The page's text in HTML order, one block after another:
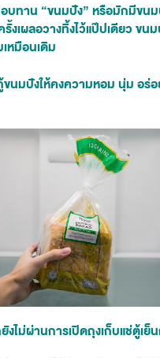
ทาน “ขนมปัง” หรือมักมีขนม
รั้งเผลอวางทิ้งไว้แป๊ปเดียว ข
หมือนเดิม
ขนมปังให้คงความหอม นุ่ม อร่
ไม่ผ่านการเปิดถุงเก็บแช่ตู้เย็